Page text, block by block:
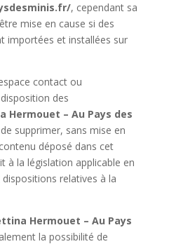
, cependant sa
mise en cause si des
importées et installées sur
contact ou
des
Hermouet – Au Pays des
supprimer, sans mise en
déposé dans cet
à la législation applicable en
relatives à la
Hermouet – Au Pays
la possibilité de